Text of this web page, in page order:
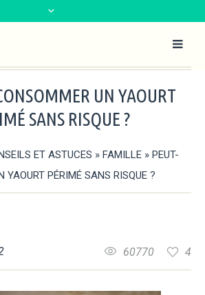
UN YAOURT
SANS RISQUE ?
ET ASTUCES » FAMILLE » PEUT-
YAOURT PÉRIMÉ SANS RISQUE ?
4
60770